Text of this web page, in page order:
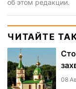
об этом редакции.
ЧИТАЙТЕ
08